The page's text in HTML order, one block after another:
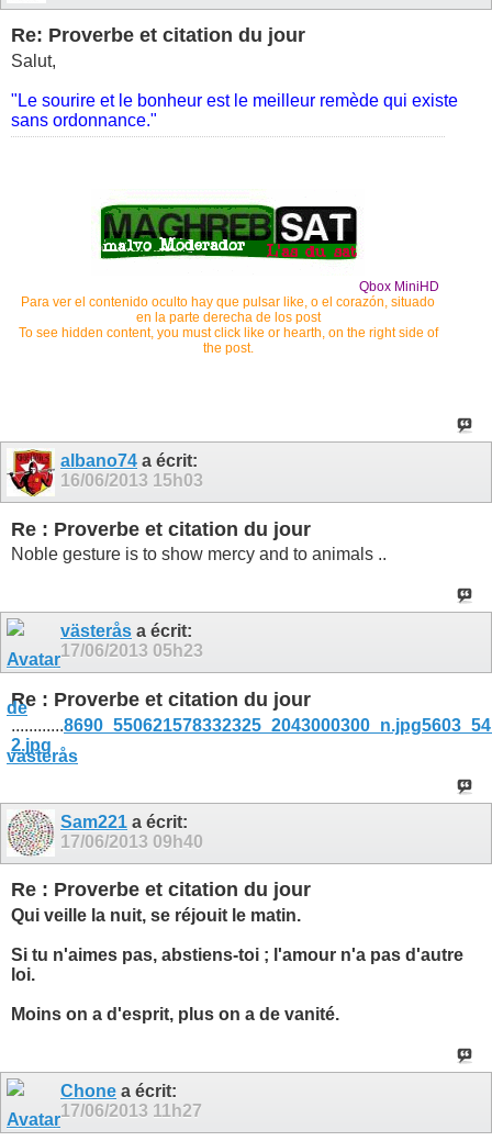
Re: Proverbe et citation du jour
Salut,
"Le sourire et le bonheur est le meilleur remède qui existe
sans ordonnance."
Qbox MiniHD
Para ver el contenido oculto hay que pulsar like, o el corazón, situado
en la parte derecha de los post
To see hidden content, you must click like or hearth, on the right side of
the post.
albano74 a écrit:
16/06/2013 15h03
Re : Proverbe et citation du jour
Noble gesture is to show mercy and to animals ..
västerås a écrit:
17/06/2013 05h23
Re : Proverbe et citation du jour
............8690_550621578332325_2043000300_n.jpg
2.jpg
Sam221 a écrit:
17/06/2013 09h40
Re : Proverbe et citation du jour
Qui veille la nuit, se réjouit le matin.
Si tu n'aimes pas, abstiens-toi ; l'amour n'a pas d'autre
loi.
Moins on a d'esprit, plus on a de vanité.
Chone a écrit:
17/06/2013 11h27